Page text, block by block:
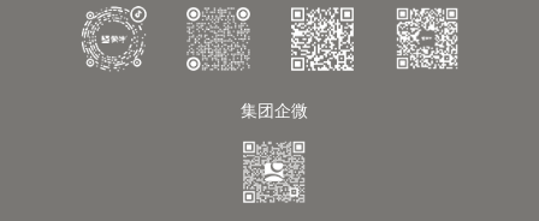
集团企微